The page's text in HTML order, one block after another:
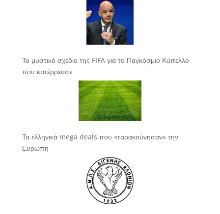
Το μυστικό σχέδιο της FIFA για το Παγκόσμιο Κύπελλο
που κατέρρευσε
Τα ελληνικά mega deals που «ταρακούνησαν» την
Ευρώπη